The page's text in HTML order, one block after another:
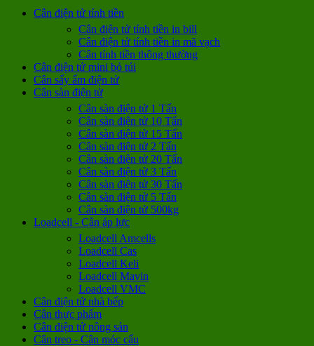
Cân điện tử tính tiền
Cân điện tử tính tiền in bill
Cân điện tử tính tiền in mã vạch
Cân tính tiền thông thường
Cân điện tử mini bỏ túi
Cân sấy ẩm điện tử
Cân sàn điện tử
Cân sàn điện tử 1 Tấn
Cân sàn điện tử 10 Tấn
Cân sàn điện tử 15 Tấn
Cân sàn điện tử 2 Tấn
Cân sàn điện tử 20 Tấn
Cân sàn điện tử 3 Tấn
Cân sàn điện tử 30 Tấn
Cân sàn điện tử 5 Tấn
Cân sàn điện tử 500kg
Loadcell - Cân áp lực
Loadcell Amcells
Loadcell Cas
Loadcell Keli
Loadcell Mavin
Loadcell VMC
Cân điện tử nhà bếp
Cân thực phẩm
Cân điện tử nông sản
Cân treo - Cân móc cẩu